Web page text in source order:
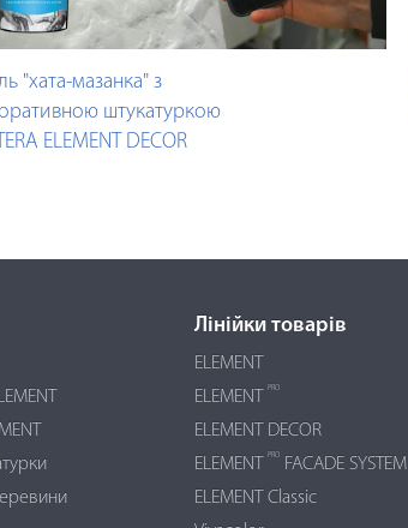
"хата-мазанка" з
штукатуркою
ELEMENT DECOR
Лінійки товарів
ELEMENT
ELEMENT
PRO
ELEMENT DECOR
ELEMENT
PRO
FACADE SYSTEM
ELEMENT Classic